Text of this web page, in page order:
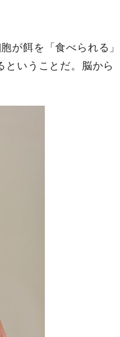
が餌を「食べられる」
ということだ。脳から